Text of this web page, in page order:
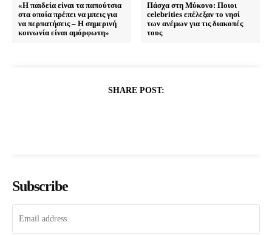
«Η παιδεία είναι τα παπούτσια
στα οποία πρέπει να μπεις για
να περπατήσεις – Η σημερινή
κοινωνία είναι αμόρφωτη»
Πάσχα στη Μύκονο: Ποιοι
celebrities επέλεξαν το νησί
των ανέμων για τις διακοπές
τους
SHARE POST:
Subscribe